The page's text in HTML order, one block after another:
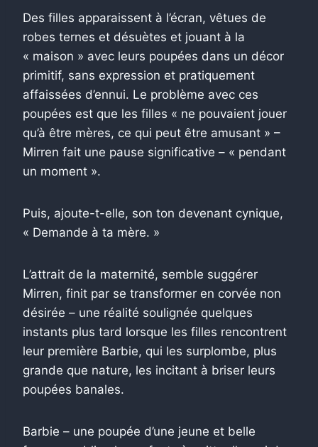
Des filles apparaissent à l’écran, vêtues de
robes ternes et désuètes et jouant à la
« maison » avec leurs poupées dans un décor
primitif, sans expression et pratiquement
affaissées d’ennui. Le problème avec ces
poupées est que les filles « ne pouvaient jouer
qu’à être mères, ce qui peut être amusant » –
Mirren fait une pause significative – « pendant
un moment ».
Puis, ajoute-t-elle, son ton devenant cynique,
« Demande à ta mère. »
L’attrait de la maternité, semble suggérer
Mirren, finit par se transformer en corvée non
désirée – une réalité soulignée quelques
instants plus tard lorsque les filles rencontrent
leur première Barbie, qui les surplombe, plus
grande que nature, les incitant à briser leurs
poupées banales.
Barbie – une poupée d’une jeune et belle